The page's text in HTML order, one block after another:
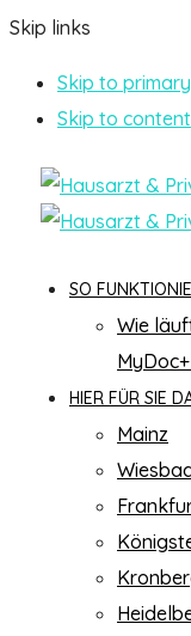
Skip links
Skip to
Skip to content
SO
Wie
HIER FÜR SIE
Mainz